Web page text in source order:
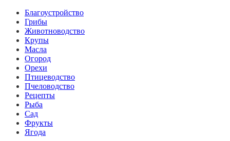
Благоустройство
Грибы
Животноводство
Крупы
Масла
Огород
Орехи
Птицеводство
Пчеловодство
Рецепты
Рыба
Сад
Фрукты
Ягода